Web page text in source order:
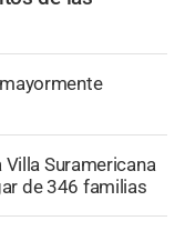
Villa Suramericana
de 346 familias